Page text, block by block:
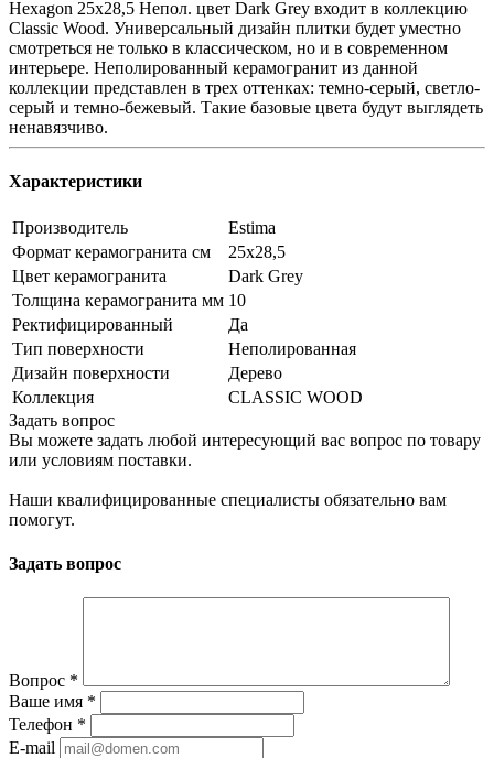
Hexagon 25x28,5 Непол. цвет Dark Grey входит в коллекцию
Classic Wood. Универсальный дизайн плитки будет уместно
смотреться не только в классическом, но и в современном
интерьере. Неполированный керамогранит из данной
коллекции представлен в трех оттенках: темно-серый, светло-
серый и темно-бежевый. Такие базовые цвета будут выглядеть
ненавязчиво.
Характеристики
Производитель
Estima
Формат керамогранита см
25х28,5
Цвет керамогранита
Dark Grey
Толщина керамогранита мм 10
Ректифицированный
Да
Тип поверхности
Неполированная
Дизайн поверхности
Дерево
Коллекция
CLASSIC WOOD
Задать вопрос
Вы можете задать любой интересующий вас вопрос по товару
или условиям поставки.
Наши квалифицированные специалисты обязательно вам
помогут.
Задать вопрос
Вопрос *
Ваше имя *
Телефон *
E-mail